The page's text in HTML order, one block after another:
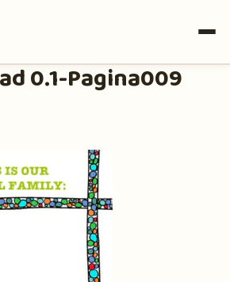
0.1-Pagina009